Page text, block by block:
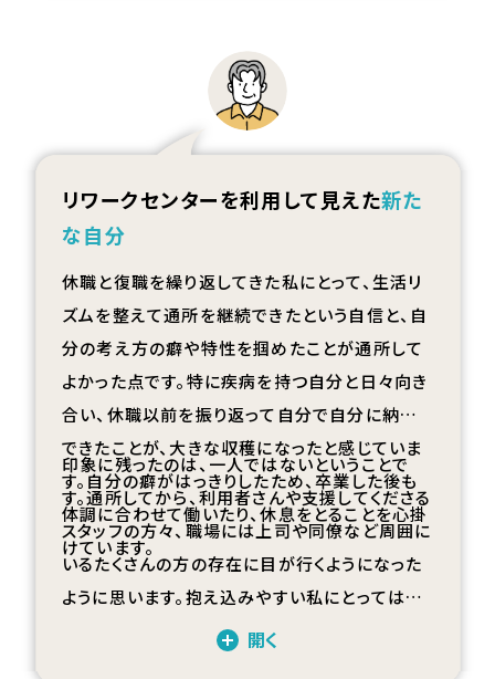
リワークセンターを利用して見えた新た
な自分
休職と復職を繰り返してきた私にとって、生活リ
ズムを整えて通所を継続できたという自信と、自
分の考え方の癖や特性を掴めたことが通所して
よかった点です。特に疾病を持つ自分と日々向き
合い、休職以前を振り返って自分で自分に納得
できたことが、大きな収穫になったと感じていま
す。自分の癖がはっきりしたため、卒業した後も
体調に合わせて働いたり、休息をとることを心掛
けています。
印象に残ったのは、一人ではないということで
す。通所してから、利用者さんや支援してくださる
スタッフの方々、職場には上司や同僚など周囲に
いるたくさんの方の存在に目が行くようになった
ように思います。抱え込みやすい私にとっては大
きな進歩で今後も意識していきたいと思ってい
開く